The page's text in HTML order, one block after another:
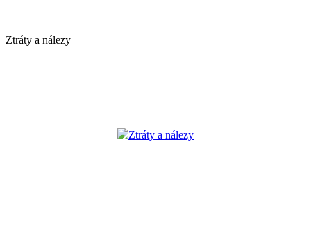
Ztráty a nálezy
Ztráty a nálezy